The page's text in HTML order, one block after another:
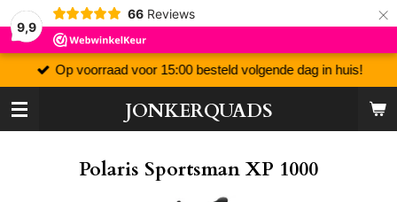
9,9
66 Reviews ×
JONKERQUADS
Op voorraad voor 15:00 besteld volgende dag in huis!
Polaris Sportsman XP 1000